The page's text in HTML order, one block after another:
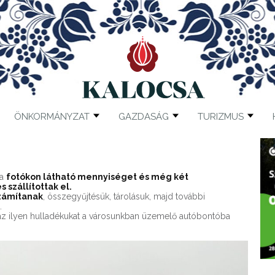
ÖNKORMÁNYZAT GAZDASÁG TURIZMUS
fotókon látható mennyiséget és még két
szállítottak el.
, összegyűjtésük, tárolásuk, majd további
ilyen hulladékukat a városunkban üzemelő autóbontóba